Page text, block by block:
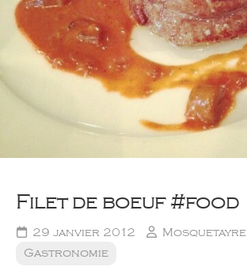
Filet de boeuf #food
29 janvier 2012
Mosquetayre
Gastronomie